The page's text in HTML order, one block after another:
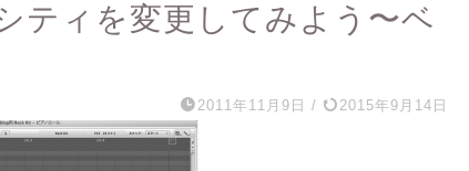
ティを変更してみよう〜ベ
2011年11月9日 / 2015年9月14日